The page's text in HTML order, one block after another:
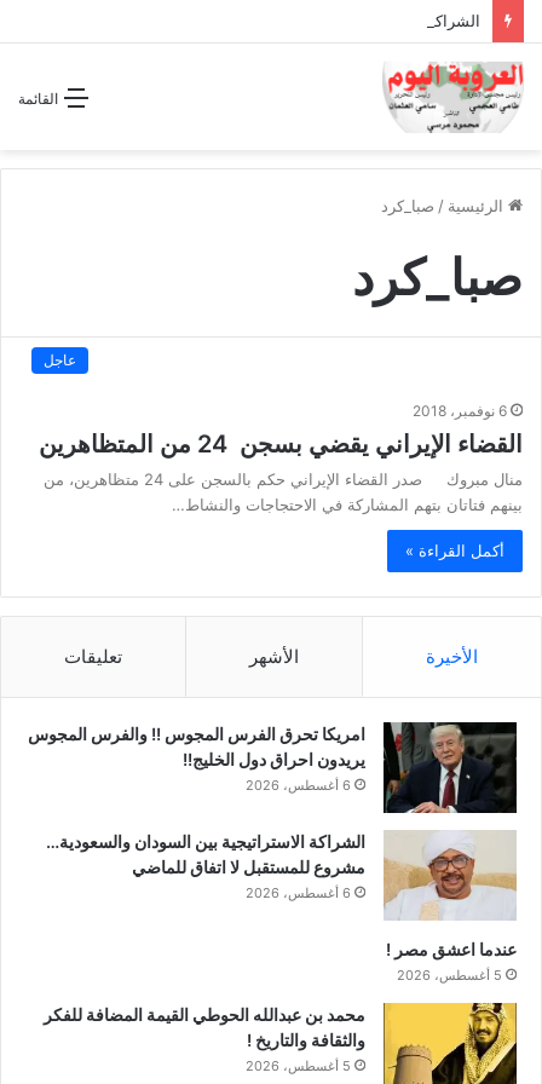
القائمة
الرئيسية / صبا_كرد
صبا_كرد
عاجل
6 نوفمبر، 2018
القضاء الإيراني يقضي بسجن 24 من المتظاهرين
منال مبروك صدر القضاء الإيراني حكم بالسجن على 24 متظاهرين، من
بينهم فتاتان بتهم المشاركة في الاحتجاجات والنشاط…
أكمل القراءة »
الأخيرة الأشهر تعليقات
امريكا تحرق الفرس المجوس !! والفرس المجوس
يريدون احراق دول الخليج!!
6 أغسطس، 2026
الشراكة الاستراتيجية بين السودان والسعودية…
مشروع للمستقبل لا اتفاق للماضي
6 أغسطس، 2026
عندما اعشق مصر !
5 أغسطس، 2026
محمد بن عبدالله الحوطي القيمة المضافة للفكر
والثقافة والتاريخ !
5 أغسطس، 2026